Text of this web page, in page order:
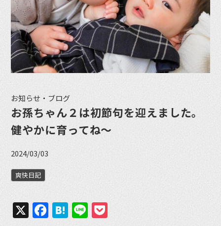
お知らせ・ブログ
お孫ちゃん２は初節句を迎えました。
健やかに育ってね〜
2024/03/03
爽快日記
X Facebook
Hatena
Line